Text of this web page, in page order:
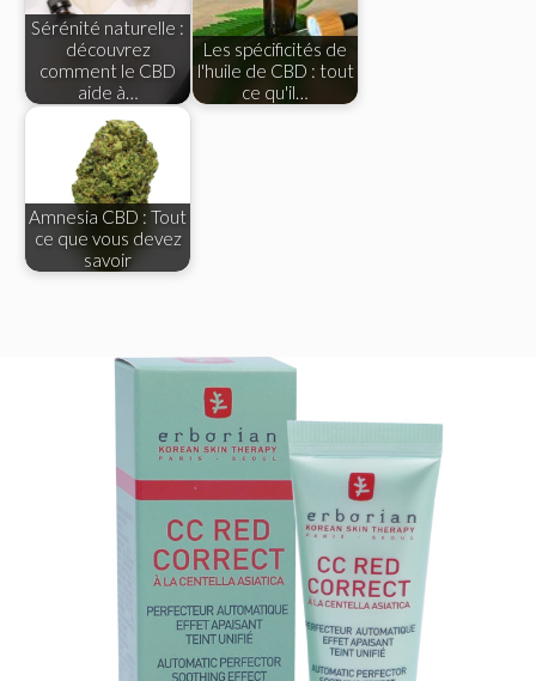
Sérénité naturelle :
découvrez
comment le CBD
aide à…
Les spécificités de
l'huile de CBD : tout
ce qu'il…
Amnesia CBD : Tout
ce que vous devez
savoir